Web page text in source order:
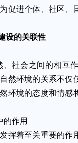
促进个体、社区、
设的关联性
社会之间的相互作
然环境的关系不仅
环境的态度和情感
作用
着至关重要的作